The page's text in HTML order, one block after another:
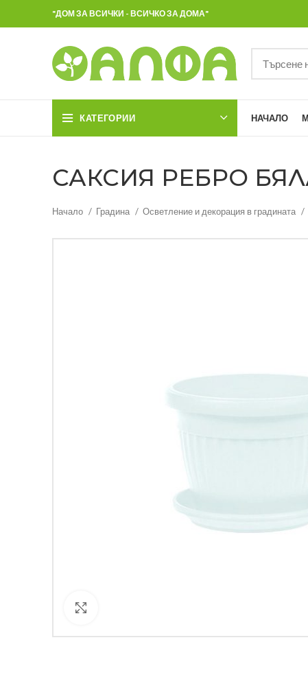
"ДОМ ЗА ВСИЧКИ - ВСИЧКО ЗА ДОМА"
КАТЕГОРИИ НАЧАЛО
САКСИЯ РЕБРО
Начало Градина Осветление и декорация в градината